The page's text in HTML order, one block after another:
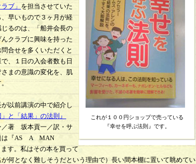
これが１００円ショップで売っている
『幸せを呼ぶ法則』です。
ブ」 を担当させていた
早いもので３ヶ月が経
るのは、「船井会長の
クラブに興味を持った
合せを多くいただくと
、１日の入会者数も日
まの意識の変化を、肌
以前講演の中で紹介し
」と「結果」の法則』
／著 坂本貢一／訳・サ
は『AS A MAN
す。私はその本を買って
何となく難しそうだという理由で）長い間本棚に置いて眺めてい